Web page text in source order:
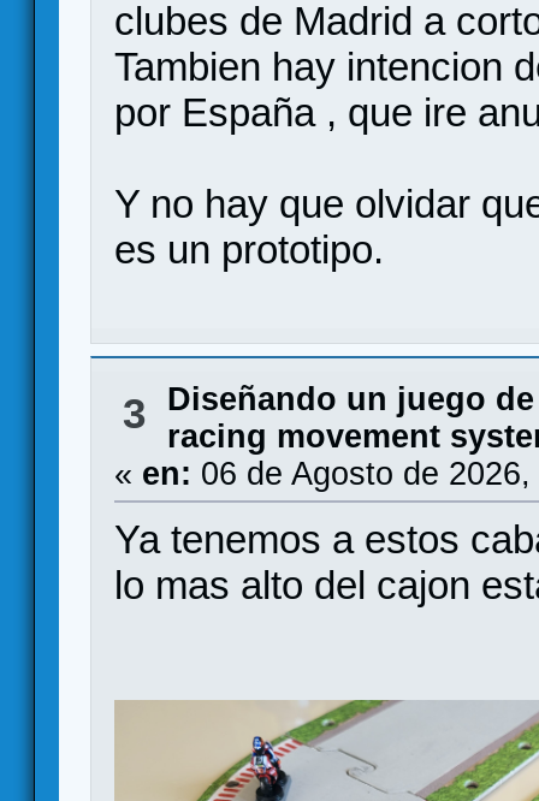
clubes de Madrid a
Tambien hay intencion
por España , que ire
Y no hay que olvidar
es un prototipo.
3
Diseñando un juego
racing movement
« en: 06 de Agosto de
Ya tenemos a estos
lo mas alto del cajon